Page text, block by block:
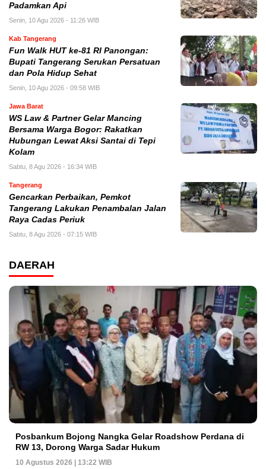
Padamkan Api
Senin, 10 Agu 2026 - 11:26 WIB
Kab Tangerang
Fun Walk HUT ke-81 RI Panongan:
Bupati Tangerang Serukan Persatuan
dan Pola Hidup Sehat
Senin, 10 Agu 2026 - 09:58 WIB
Jawa Barat
WS Law & Partner Gelar Mancing
Bersama Warga Bogor: Rakatkan
Hubungan Lewat Aksi Santai di Tepi
Kolam
Sabtu, 8 Agu 2026 - 16:34 WIB
Tangerang
Gencarkan Perbaikan, Pemkot
Tangerang Lakukan Penambalan Jalan
Raya Cadas Periuk
Sabtu, 8 Agu 2026 - 07:15 WIB
DAERAH
Posbankum Bojong Nangka Gelar Roadshow Perdana di
RW 13, Dorong Warga Sadar Hukum
10 Agustus 2026 | 13:22 WIB